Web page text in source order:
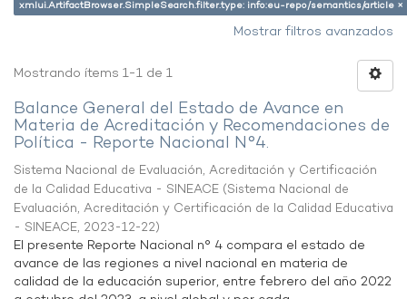
xmlui.ArtifactBrowser.SimpleSearch.filter.type: info:eu-repo/semantics/article ×
Mostrar filtros avanzados
Mostrando ítems 1-1 de 1
Balance General del Estado de Avance en
Materia de Acreditación y Recomendaciones de
Política - Reporte Nacional N°4.
Sistema Nacional de Evaluación, Acreditación y Certificación
de la Calidad Educativa - SINEACE (Sistema Nacional de
Evaluación, Acreditación y Certificación de la Calidad Educativa
- SINEACE, 2023-12-22)
El presente Reporte Nacional n° 4 compara el estado de
avance de las regiones a nivel nacional en materia de
calidad de la educación superior, entre febrero del año 2022